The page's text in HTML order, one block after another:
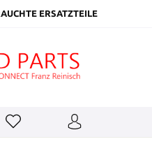
ERSATZTEILE